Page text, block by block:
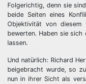
Folgerichtig, denn sie
beide Seiten eines
Objektivität von diesem
bewerten. Haben sie
lassen.
Und natürlich: Richard
beigebracht wurde, so
nun in ihrer Sicht als